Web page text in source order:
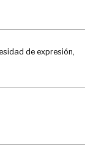
de expresión,